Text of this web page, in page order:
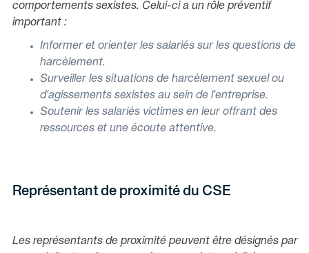
comportements sexistes. Celui-ci a un rôle préventif
important :
Informer et orienter les salariés sur les questions de
harcèlement.
Surveiller les situations de harcèlement sexuel ou
d'agissements sexistes au sein de l'entreprise.
Soutenir les salariés victimes en leur offrant des
ressources et une écoute attentive.
Représentant de proximité du CSE
Les représentants de proximité peuvent être désignés par